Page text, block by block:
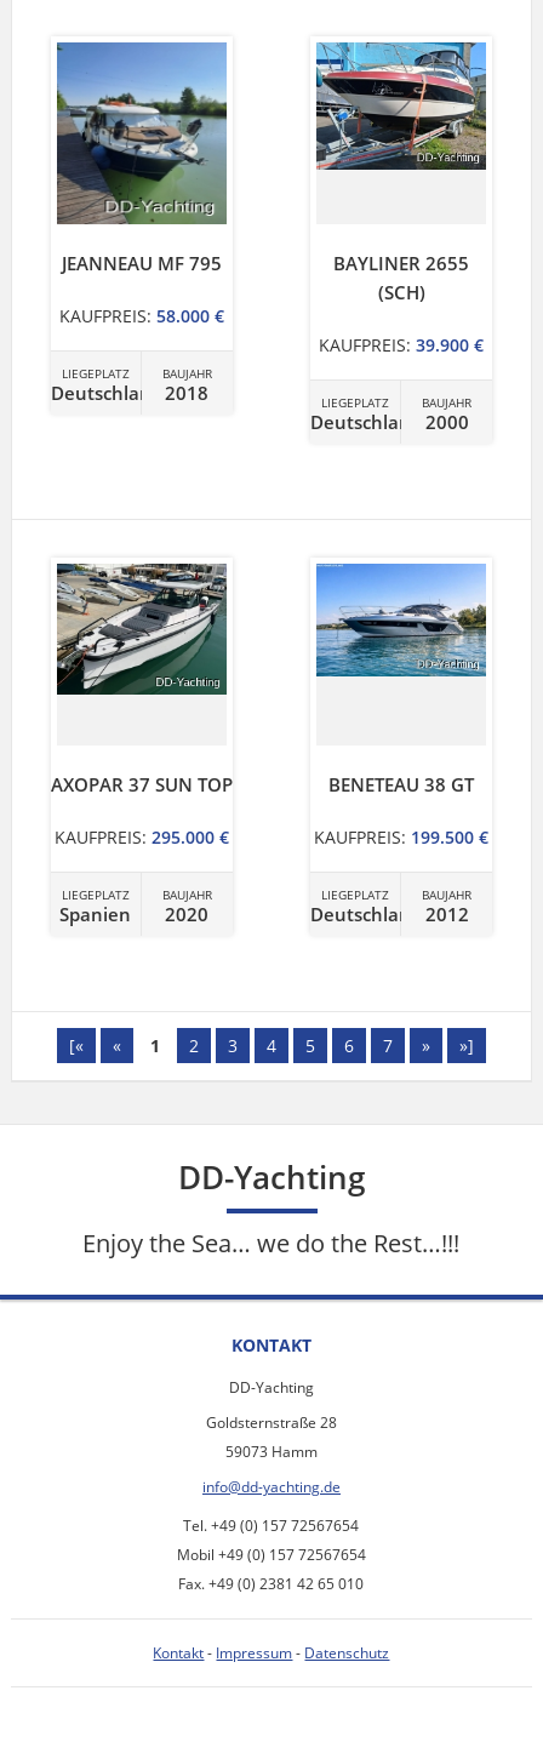
JEANNEAU MF 795
KAUFPREIS: 58.000 €
LIEGEPLATZ
Deutschland
BAUJAHR
2018
BAYLINER 2655
(SCH)
KAUFPREIS: 39.900 €
LIEGEPLATZ
Deutschland
BAUJAHR
2000
AXOPAR 37 SUN TOP
KAUFPREIS: 295.000 €
LIEGEPLATZ
Spanien
BAUJAHR
2020
BENETEAU 38 GT
KAUFPREIS: 199.500 €
LIEGEPLATZ
Deutschland
BAUJAHR
2012
[« « 1 2 3 4 5 6 7 » »]
DD-Yachting
Enjoy the Sea… we do the Rest…!!!
KONTAKT
DD-Yachting
Goldsternstraße 28
59073 Hamm
info@dd-yachting.de
Tel. +49 (0) 157 72567654
Mobil +49 (0) 157 72567654
Fax. +49 (0) 2381 42 65 010
Kontakt- Impressum- Datenschutz